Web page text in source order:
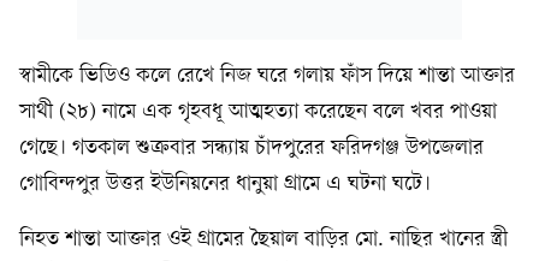
স্বামীকে ভিডিও কলে রেখে নিজ ঘরে গলায় ফাঁস দিয়ে শান্তা আক্তার
সাথী (২৮) নামে এক গৃহবধূ আত্মহত্যা করেছেন বলে খবর পাওয়া
গেছে। গতকাল শুক্রবার সন্ধ্যায় চাঁদপুরের ফরিদগঞ্জ উপজেলার
গোবিন্দপুর উত্তর ইউনিয়নের ধানুয়া গ্রামে এ ঘটনা ঘটে।
নিহত শান্তা আক্তার ওই গ্রামের ছৈয়াল বাড়ির মো. নাছির খানের স্ত্রী